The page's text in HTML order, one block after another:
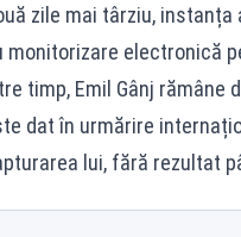
zile mai târziu,
monitorizare electronică
timp, Emil Gânj rămâne
dat în urmărire
lui, fără rezultat